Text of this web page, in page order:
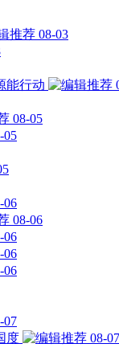
08-03
能行动
08-05
05
06
08-06
06
06
06
07
度
08-07